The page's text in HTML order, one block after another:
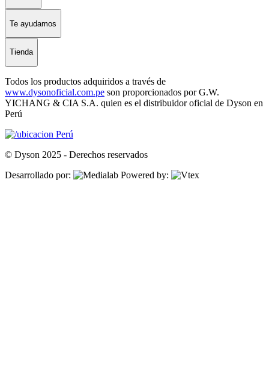
Te ayudamos
Tienda
Todos los productos adquiridos a través de
www.dysonoficial.com.pe son proporcionados por G.W.
YICHANG & CIA S.A. quien es el distribuidor oficial de Dyson en
Perú
Perú
© Dyson 2025 - Derechos reservados
Desarrollado por:
Powered by: